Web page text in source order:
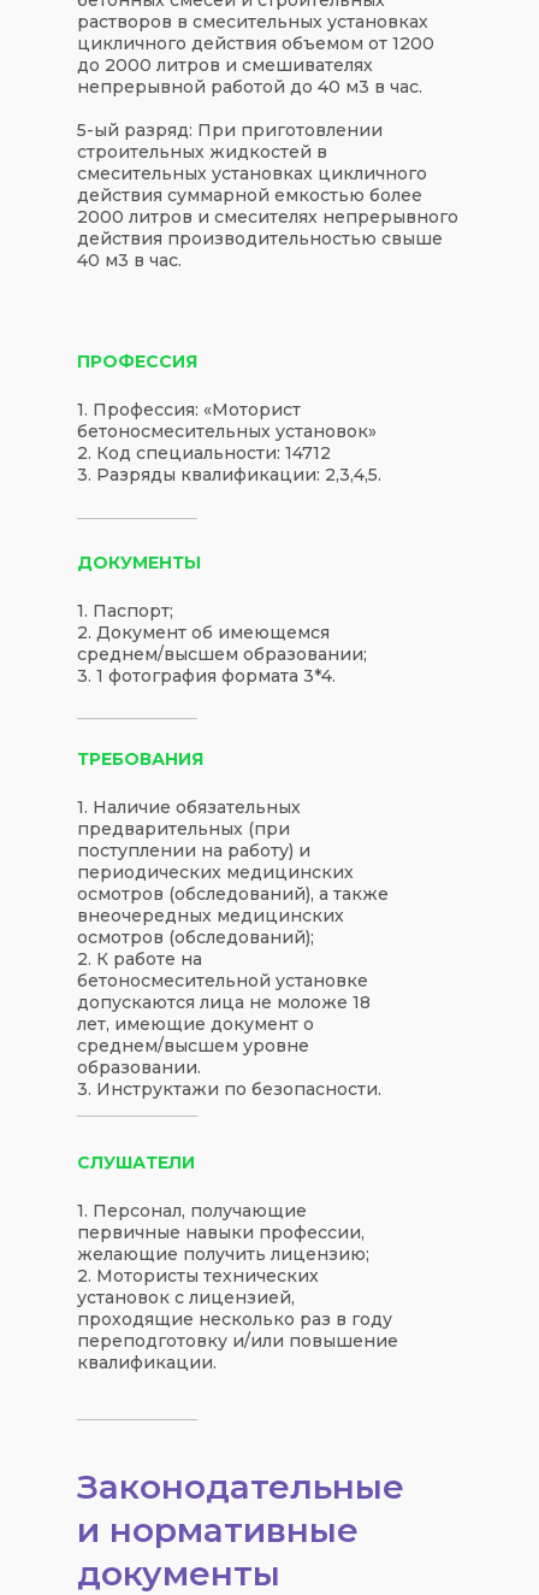
растворов в смесительных установках
цикличного действия объемом от 1200
до 2000 литров и смешивателях
непрерывной работой до 40 м3 в час.
5-ый разряд: При приготовлении
строительных жидкостей в
смесительных установках цикличного
действия суммарной емкостью более
2000 литров и смесителях непрерывного
действия производительностью свыше
40 м3 в час.
ПРОФЕССИЯ
ДОКУМЕНТЫ
СЛУШАТЕЛИ
ТРЕБОВАНИЯ
1. Профессия: «Моторист
бетоносмесительных установок»
2. Код специальности: 14712
3. Разряды квалификации: 2,3,4,5.
1. Паспорт;
2. Документ об имеющемся
среднем/высшем образовании;
3. 1 фотография формата 3*4.
1. Персонал, получающие
первичные навыки профессии,
желающие получить лицензию;
2. Мотористы технических
установок с лицензией,
проходящие несколько раз в году
переподготовку и/или повышение
квалификации.
1. Наличие обязательных
предварительных (при
поступлении на работу) и
периодических медицинских
осмотров (обследований), а также
внеочередных медицинских
осмотров (обследований);
2. К работе на
бетоносмесительной установке
допускаются лица не моложе 18
лет, имеющие документ о
среднем/высшем уровне
образовании.
3. Инструктажи по безопасности.
Законодательные
и нормативные
документы